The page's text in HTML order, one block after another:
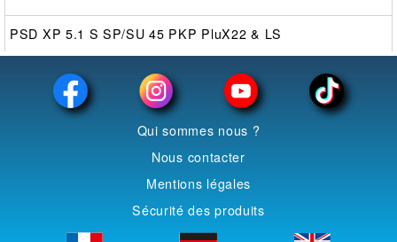
PSD XP 5.1 S SP/SU 45 PKP PluX22 & LS
Qui sommes nous ?
Nous contacter
Mentions légales
Sécurité des produits